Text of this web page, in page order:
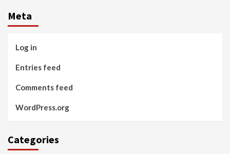
Meta
Log in
Entries feed
Comments feed
WordPress.org
Categories